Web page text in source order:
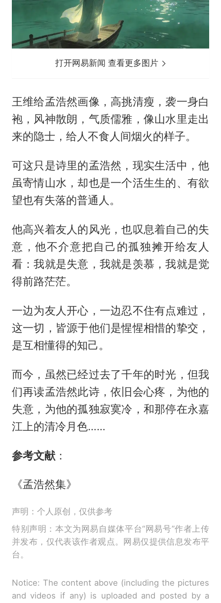
打开网易新闻 查看更多图片
王维给孟浩然画像，高挑清瘦，袭一身白
袍，风神散朗，气质儒雅，像山水里走出
来的隐士，给人不食人间烟火的样子。
可这只是诗里的孟浩然，现实生活中，他
虽寄情山水，却也是一个活生生的、有欲
望也有失落的普通人。
他高兴着友人的风光，也叹息着自己的失
意，他不介意把自己的孤独摊开给友人
看：我就是失意，我就是羡慕，我就是觉
得前路茫茫。
一边为友人开心，一边忍不住有点难过，
这一切，皆源于他们是惺惺相惜的挚交，
是互相懂得的知己。
而今，虽然已经过去了千年的时光，但我
们再读孟浩然此诗，依旧会心疼，为他的
失意，为他的孤独寂寞冷，和那停在永嘉
江上的清冷月色……
参考文献：
《孟浩然集》
声明：个人原创，仅供参考
特别声明：本文为网易自媒体平台“网易号”作者上传
并发布，仅代表该作者观点。网易仅提供信息发布平
台。
Notice: The content above (including the pictures
and videos if any) is uploaded and posted by a